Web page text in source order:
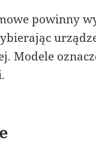
powinny
Modele